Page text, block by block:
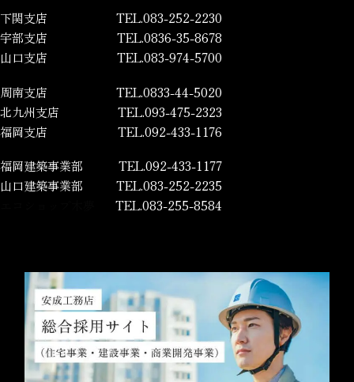
下関支店
TEL.083-252-2230
宇部支店
TEL.0836-35-8678
山口支店
TEL.083-974-5700
周南支店
TEL.0833-44-5020
北九州支店
TEL.093-475-2323
福岡支店
TEL.092-433-1176
福岡建築事業部
TEL.092-433-1177
山口建築事業部
TEL.083-252-2235
TEL.083-255-8584